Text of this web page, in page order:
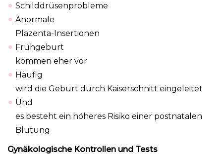
Schilddrüsenprobleme
Anormale
Plazenta-Insertionen
Frühgeburt
kommen eher vor
Häufig
wird die Geburt durch Kaiserschnitt eingeleitet
Und
es besteht ein höheres Risiko einer postnatalen
Blutung
Gynäkologische Kontrollen und Tests